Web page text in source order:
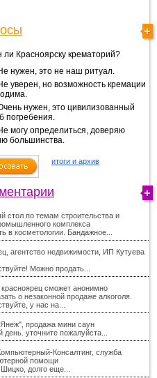
ли Красноярску крематорий?
нужен, это не наш ритуал.
уверен, но возможность кремации
нужен, это цивилизованный
погребения.
могу определиться, доверяю
большинства.
итоги и архив
стол по темам строительства и
комплекса
в косметологии. Бандажное...
агентство недвижимости, ИП Кутуева
Можно продать...
сможет анонимно
о незаконной продаже алкоголя.
у нас на...
продажа мини саун
день. уточните пожалуйста...
Консалтинг, служба
помощи
долго еще...